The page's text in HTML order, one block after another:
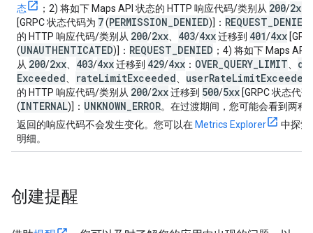
态 ；2) 将如下 Maps API 状态的 HTTP 响应代码/类别从 200/2xx
[GRPC 状态代码为 7(PERMISSION DENIED)]： REQUEST DENIED
的 HTTP 响应代码/类别从 200/2xx 403/4xx迁移到 401/4xx
(UNAUTHENTICATED)]： REQUEST DENIED ；4) 将如下 Maps
从 200/2xx 403/4xx迁移到 429/4xx ： OVER QUERY LIMIT
Exceeded
rateLimitExceeded userRateLimitExceeded
的 HTTP 响应代码/类别从 200/2xx迁移到 500/5xx [GRPC 状态代
(INTERNAL)]： UNKNOWN ERROR。在过渡期间，您可能会看到两种
返回的响应代码不会发生变化。您可以在 Metrics Explorer
中探索
明细。
创建提醒